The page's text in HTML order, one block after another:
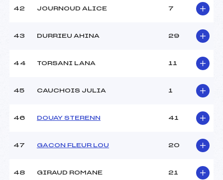
42 JOURNOUD ALICE 7
43 DURRIEU AHINA 29
44 TORSANI LANA 11
45 CAUCHOIS JULIA 1
46 DOUAY STERENN 41
47 GACON FLEUR LOU 20
48 GIRAUD ROMANE 21